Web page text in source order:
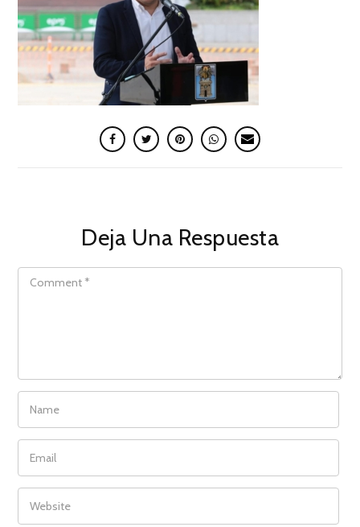
Deja Una Respuesta
COMMENT
NAME
EMAIL
WEBSITE